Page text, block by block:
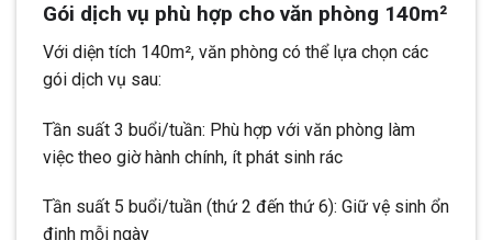
Gói dịch vụ phù hợp cho văn phòng 140m²
Với diện tích 140m², văn phòng có thể lựa chọn các
gói dịch vụ sau:
Tần suất 3 buổi/tuần: Phù hợp với văn phòng làm
việc theo giờ hành chính, ít phát sinh rác
Tần suất 5 buổi/tuần (thứ 2 đến thứ 6): Giữ vệ sinh ổn
định mỗi ngày